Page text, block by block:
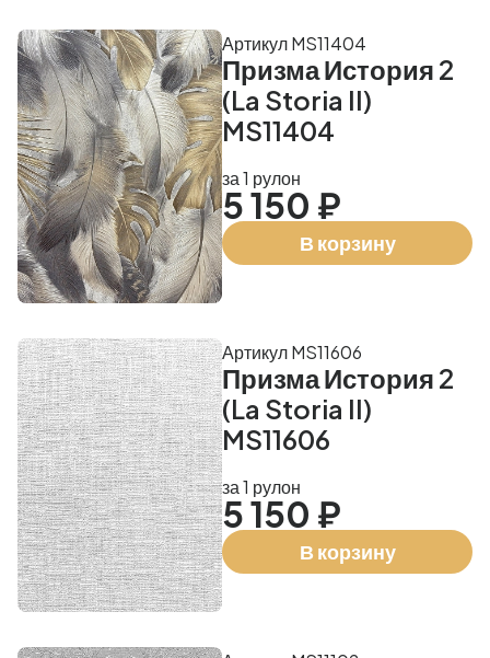
Призма История 2
(La Storia II)
MS11404
Артикул MS11404
за 1 рулон
5 150 ₽
В корзину
Призма История 2
(La Storia II)
MS11606
Артикул MS11606
за 1 рулон
5 150 ₽
В корзину